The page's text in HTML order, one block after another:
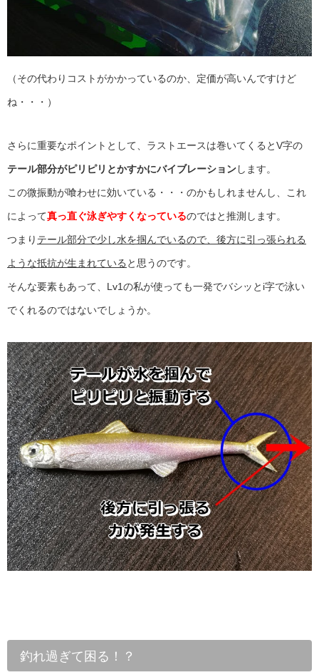
（その代わりコストがかかっているのか、定価が高いんですけど
ね・・・）
さらに重要なポイントとして、ラストエースは巻いてくるとV字の
テール部分がピリピリとかすかにバイブレーションします。
この微振動が喰わせに効いている・・・のかもしれませんし、これ
によって真っ直ぐ泳ぎやすくなっているのではと推測します。
つまり テール部分で少し水を掴んでいるので、後方に引っ張られる
ような抵抗が生まれている と思うのです。
そんな要素もあって、Lv1の私が使っても一発でバシッとi字で泳い
でくれるのではないでしょうか。
釣れ過ぎて困る！？